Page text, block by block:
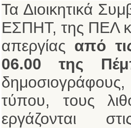
Τα Διοικητικά
ΕΣΠΗΤ, της ΠΕΛ
απεργίας από
06.00 της
τύπου, τους
εργάζονται